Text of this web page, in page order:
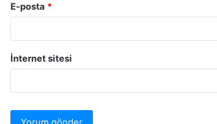
E-posta *
İnternet sitesi